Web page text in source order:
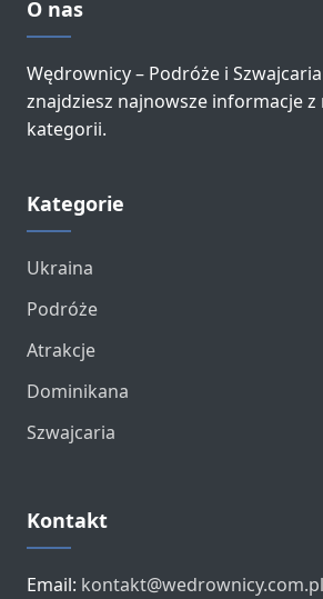
O nas
Wędrownicy – Podróże i
znajdziesz najnowsze informacje z
kategorii.
Kategorie
Ukraina
Podróże
Atrakcje
Dominikana
Szwajcaria
Kontakt
Email: kontakt@wedrownicy.com.pl